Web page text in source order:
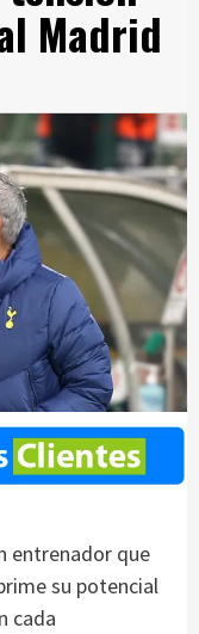
Madrid
entrenador que
su potencial
cada